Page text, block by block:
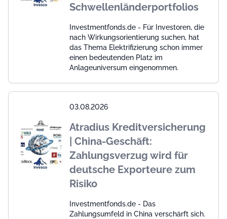
Schwellenländerportfolios
Investmentfonds.de - Für Investoren, die
nach Wirkungsorientierung suchen, hat
das Thema Elektrifizierung schon immer
einen bedeutenden Platz im
Anlageuniversum eingenommen.
03.08.2026
Atradius Kreditversicherung
| China-Geschäft:
Zahlungsverzug wird für
deutsche Exporteure zum
Risiko
Investmentfonds.de - Das
Zahlungsumfeld in China verschärft sich.